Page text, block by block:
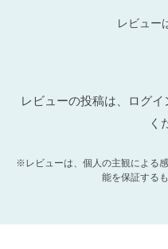
レビュー
レビューの投稿は、ログイ
く
※レビューは、個人の主観による
能を保証する